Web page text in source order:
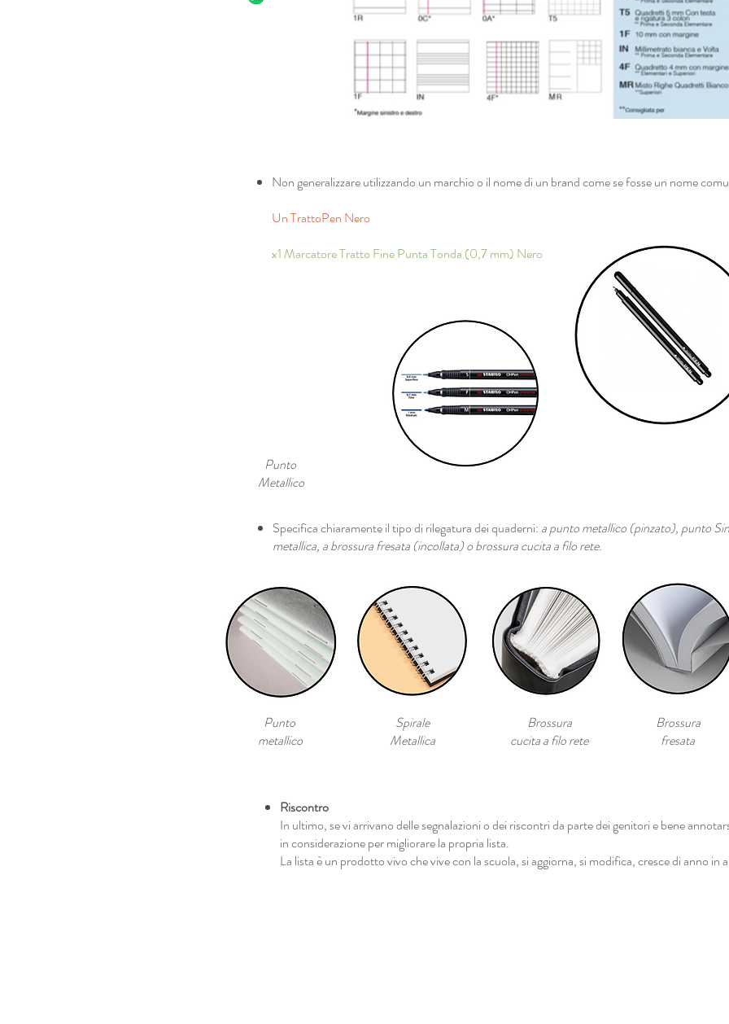
Non generalizzare utilizzando un marchio o il nome di un brand come se fosse un nome
Un TrattoPen Nero
x1 Marcatore Tratto Fine Punta Tonda (0,7 mm) Nero
Punto
Metallico
Specifica chiaramente il tipo di rilegatura dei quaderni: a punto metallico (pinzato), punto
metallica, a brossura fresata (incollata) o brossura cucita a filo rete.
Punto
metallico
Spirale
Metallica
Brossura
cucita a filo rete
Brossura
fresata
Riscontro
In ultimo, se vi arrivano delle segnalazioni o dei riscontri da parte dei genitori e bene
in considerazione per migliorare la propria lista.
La lista è un prodotto vivo che vive con la scuola, si aggiorna, si modifica, cresce di anno in